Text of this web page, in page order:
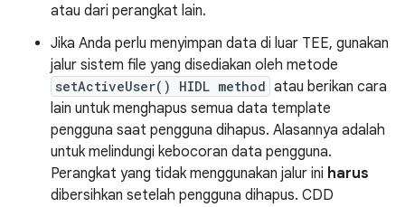
atau dari perangkat lain.
Jika Anda perlu menyimpan data di luar TEE, gunakan
jalur sistem file yang disediakan oleh metode
setActiveUser() HIDL method atau berikan cara
lain untuk menghapus semua data template
pengguna saat pengguna dihapus. Alasannya adalah
untuk melindungi kebocoran data pengguna.
Perangkat yang tidak menggunakan jalur ini harus
dibersihkan setelah pengguna dihapus. CDD